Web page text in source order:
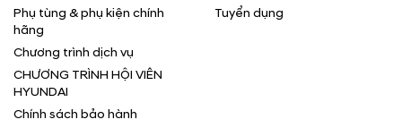
Phụ tùng & phụ kiện chính
hãng
Chương trình dịch vụ
CHƯƠNG TRÌNH HỘI VIÊN
HYUNDAI
Chính sách bảo hành
Tuyển dụng